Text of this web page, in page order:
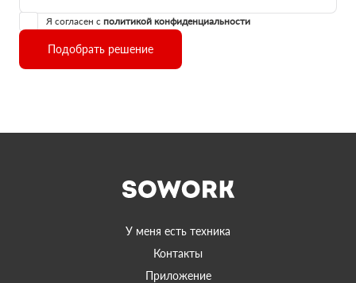
Я согласен с политикой конфиденциальности
Подобрать решение
У меня есть техника
Контакты
Приложение